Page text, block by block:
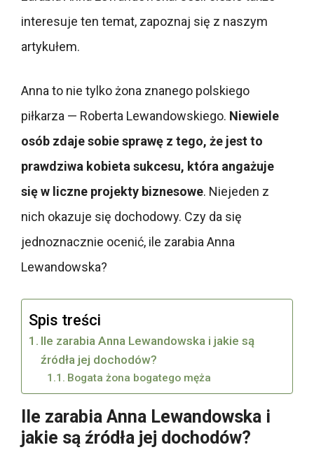
interesuje ten temat, zapoznaj się z naszym
artykułem.
Anna to nie tylko żona znanego polskiego
piłkarza — Roberta Lewandowskiego. Niewiele
osób zdaje sobie sprawę z tego, że jest to
prawdziwa kobieta sukcesu, która angażuje
się w liczne projekty biznesowe. Niejeden z
nich okazuje się dochodowy. Czy da się
jednoznacznie ocenić, ile zarabia Anna
Lewandowska?
Spis treści
Ile zarabia Anna Lewandowska i jakie są
źródła jej dochodów?
Bogata żona bogatego męża
Ile zarabia Anna Lewandowska i
jakie są źródła jej dochodów?